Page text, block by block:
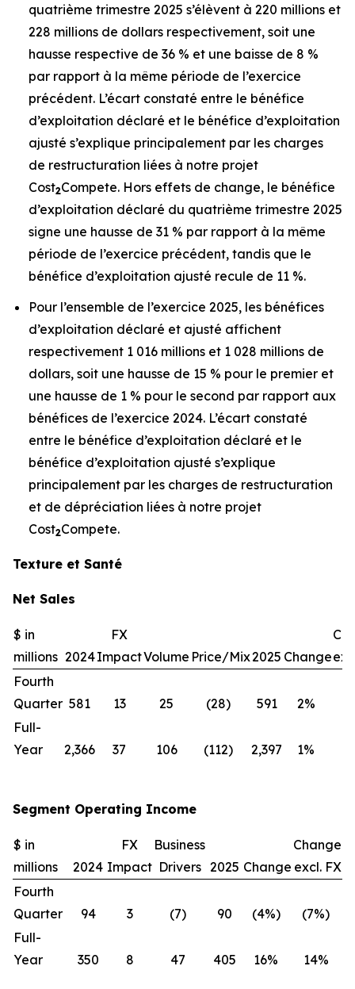
quatrième trimestre 2025 s’élèvent à 220 millions et
228 millions de dollars respectivement, soit une
hausse respective de 36 % et une baisse de 8 %
par rapport à la même période de l’exercice
précédent. L’écart constaté entre le bénéfice
d’exploitation déclaré et le bénéfice d’exploitation
ajusté s’explique principalement par les charges
de restructuration liées à notre projet
Cost2Compete. Hors effets de change, le bénéfice
d’exploitation déclaré du quatrième trimestre 2025
signe une hausse de 31 % par rapport à la même
période de l’exercice précédent, tandis que le
bénéfice d’exploitation ajusté recule de 11 %.
Pour l’ensemble de l’exercice 2025, les bénéfices
d’exploitation déclaré et ajusté affichent
respectivement 1 016 millions et 1 028 millions de
dollars, soit une hausse de 15 % pour le premier et
une hausse de 1 % pour le second par rapport aux
bénéfices de l’exercice 2024. L’écart constaté
entre le bénéfice d’exploitation déclaré et le
bénéfice d’exploitation ajusté s’explique
principalement par les charges de restructuration
et de dépréciation liées à notre projet
Cost2Compete.
Texture et Santé
Net Sales
$ in
millions 2024
FX
ImpactVolume Price/Mix2025 Change
Fourth
Quarter 581 13 25 (28) 591 2%
Full-
Year
2,366 37 106 (112) 2,397 1%
Segment Operating Income
$ in
millions
2024
FX
Impact
Business
Drivers 2025 Change
Change
excl. FX
Fourth
Quarter
94 3 (7) 90 (4%)
(7%)
Full-
Year
350 8 47 405 16% 14%